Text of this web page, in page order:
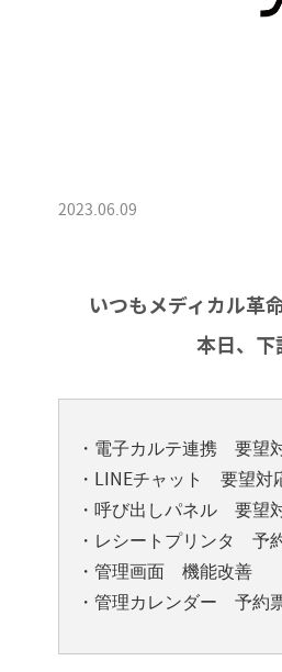
2023.06.09
いつもメディカル革
本日、下
・電子カルテ連携 要望
・LINEチャット 要望対
・呼び出しパネル 要望
・レシートプリンタ 予
・管理画面 機能改善
・管理カレンダー 予約